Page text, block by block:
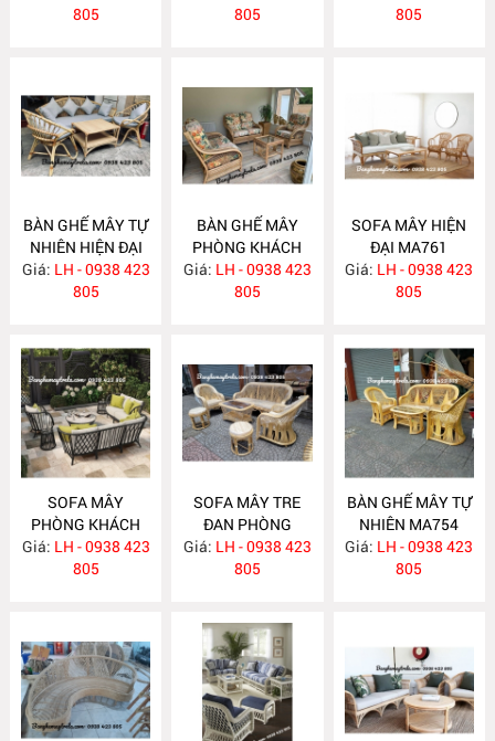
805
805
805
BÀN GHẾ MÂY TỰ
NHIÊN HIỆN ĐẠI
MA763
Giá: LH - 0938 423
805
BÀN GHẾ MÂY
PHÒNG KHÁCH
MA762
Giá: LH - 0938 423
805
SOFA MÂY HIỆN
ĐẠI MA761
Giá: LH - 0938 423
805
SOFA MÂY
PHÒNG KHÁCH
MA760
Giá: LH - 0938 423
805
SOFA MÂY TRE
ĐAN PHÒNG
KHÁCH MA755
Giá: LH - 0938 423
805
BÀN GHẾ MÂY TỰ
NHIÊN MA754
Giá: LH - 0938 423
805